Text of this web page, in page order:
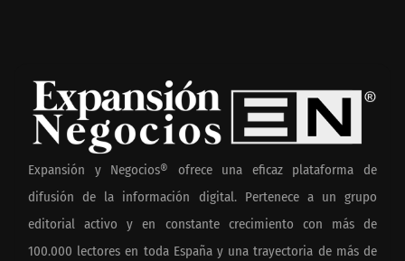
Expansión y Negocios® ofrece una eficaz plataforma de
difusión de la información digital. Pertenece a un grupo
editorial activo y en constante crecimiento con más de
100.000 lectores en toda España y una trayectoria de más de